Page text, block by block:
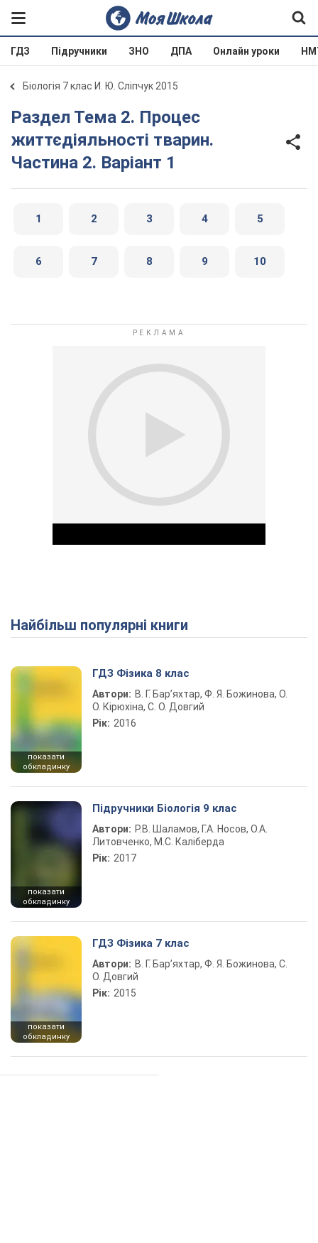
ГДЗ Підручники ЗНО ДПА Онлайн уроки
Біологія 7 клас И. Ю. Сліпчук 2015
Раздел Тема 2. Процес
життєдіяльності тварин.
Частина 2. Варіант 1
1 2 3 4 5
6 7 8 9 10
Play Video
Найбільш популярні книги
показати
обкладинку
ГДЗ Фізика 8 клас
Автори: В. Г. Бар’яхтар, Ф. Я. Божинова, О.
О. Кірюхіна, С. О. Довгий
Рік: 2016
показати
обкладинку
Підручники Біологія 9 клас
Автори: Р.В. Шаламов, Г.А. Носов, О.А.
Литовченко, М.С. Каліберда
Рік: 2017
показати
обкладинку
ГДЗ Фізика 7 клас
Автори: В. Г. Бар’яхтар, Ф. Я. Божинова, С.
О. Довгий
Рік: 2015